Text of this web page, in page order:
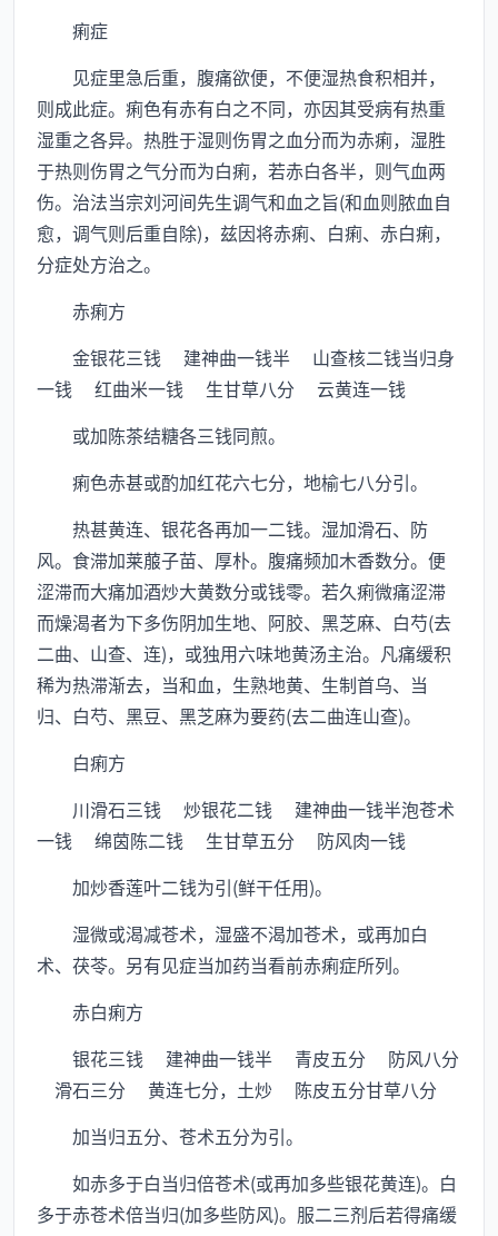
痢症
见症里急后重，腹痛欲便，不便湿热食积相并，
则成此症。痢色有赤有白之不同，亦因其受病有热重
湿重之各异。热胜于湿则伤胃之血分而为赤痢，湿胜
于热则伤胃之气分而为白痢，若赤白各半，则气血两
伤。治法当宗刘河间先生调气和血之旨(和血则脓血自
愈，调气则后重自除)，兹因将赤痢、白痢、赤白痢，
分症处方治之。
赤痢方
金银花三钱 建神曲一钱半 山查核二钱当归身
一钱 红曲米一钱 生甘草八分 云黄连一钱
或加陈茶结糖各三钱同煎。
痢色赤甚或酌加红花六七分，地榆七八分引。
热甚黄连、银花各再加一二钱。湿加滑石、防
风。食滞加莱菔子苗、厚朴。腹痛频加木香数分。便
涩滞而大痛加酒炒大黄数分或钱零。若久痢微痛涩滞
而燥渴者为下多伤阴加生地、阿胶、黑芝麻、白芍(去
二曲、山查、连)，或独用六味地黄汤主治。凡痛缓积
稀为热滞渐去，当和血，生熟地黄、生制首乌、当
归、白芍、黑豆、黑芝麻为要药(去二曲连山查)。
白痢方
川滑石三钱 炒银花二钱 建神曲一钱半泡苍术
一钱 绵茵陈二钱 生甘草五分 防风肉一钱
加炒香莲叶二钱为引(鲜干任用)。
湿微或渴减苍术，湿盛不渴加苍术，或再加白
术、茯苓。另有见症当加药当看前赤痢症所列。
赤白痢方
银花三钱 建神曲一钱半 青皮五分 防风八分
滑石三分 黄连七分，土炒 陈皮五分甘草八分
加当归五分、苍术五分为引。
如赤多于白当归倍苍术(或再加多些银花黄连)。白
多于赤苍术倍当归(加多些防风)。服二三剂后若得痛缓